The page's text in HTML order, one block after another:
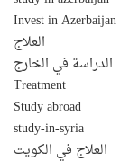
Invest in Azerbaijan
العلاج
الدراسة في الخارج
Treatment
Study abroad
study-in-syria
العلاج في الكويت